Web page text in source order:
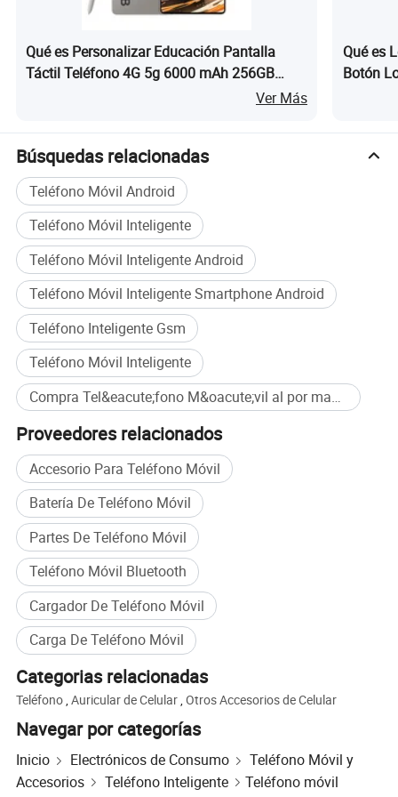
Qué es Personalizar Educación Pantalla
Táctil Teléfono 4G 5g 6000 mAh 256GB
Huella Dactilar 8 Núcleo NFC IP68 Fro S25
Ver Más
Qué es
Botón
Búsquedas relacionadas
Teléfono Móvil Android
Teléfono Móvil Inteligente
Teléfono Móvil Inteligente Android
Teléfono Móvil Inteligente Smartphone Android
Teléfono Inteligente Gsm
Teléfono Móvil Inteligente
Compra Tel&eacute;fono M&oacute;vil al por mayor
Proveedores relacionados
Accesorio Para Teléfono Móvil
Batería De Teléfono Móvil
Partes De Teléfono Móvil
Teléfono Móvil Bluetooth
Cargador De Teléfono Móvil
Carga De Teléfono Móvil
Categorias relacionadas
Teléfono ,Auricular de Celular ,Otros Accesorios de Celular
Navegar por categorías
Inicio Electrónicos de Consumo
Teléfono Móvil y
Accesorios
Teléfono Inteligente
Teléfono móvil